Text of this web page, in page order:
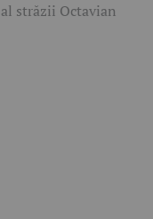
străzii Octavian